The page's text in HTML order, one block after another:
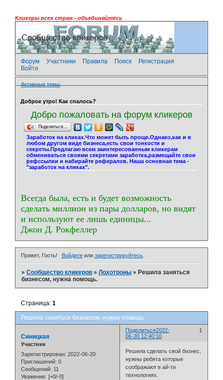
Кликеры всех стран - объединяйтесь
Сообщество кликеров
Форум Участники Правила Поиск
Регистрация
Войти
Активные темы
Доброе утро! Как спалось?
Добро пожаловать на форум кликеров
Поделиться…
Заработок на кликах.Что может быть проще.Однако,как и в
любом другом виде бизнеса,есть свои тонкости и
секреты.Предлагаю всем заинтересованным кликерам
обмениваться своими секретами заработка,размещайте свои
рефссылки и набирайте рефералов. Наша основная тема -
"заработок на кликах".
Всегда была, есть и будет возможность
сделать миллион из пары долларов, но видят
и используют ее лишь единицы...
Джон Д. Рокфеллер
Привет, Гость! Войдитеили зарегистрируйтесь.
»Сообщество кликеров »Лохотроны » Решила заняться
бизнесом, нужна помощь.
Решила заняться бизнесом, нужна помощь.
Страница:1
Поделиться 1
2022-
06-20 12:40:10
Синицкая
Участник
Зарегистрирован: 2022-06-20
Приглашений: 0
Сообщений: 11
Уважение: [+0/-0]
Решила сделать свой бизнес,
нужны ребята которые
соображают в ай-ти
технологиях.